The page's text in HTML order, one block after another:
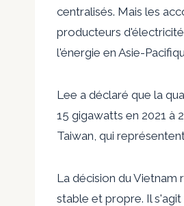
centralisés. Mais les
producteurs
l'énergie en Asie-
Lee a déclaré que la
15 gigawatts en 2021 à
Taiwan, qui
La décision du Vietnam
stable et propre. Il